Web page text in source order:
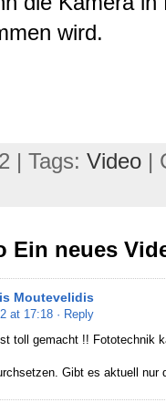
wird.
| Tags: Video |
Ein neues
Moutevelidis
at 17:18 · Reply
toll gemacht !! Fototechnik
Gibt es aktuell nur